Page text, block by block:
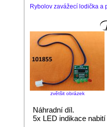
Rybolov zavážecí lodička a
zvětšit obrázek
Náhradní díl.
5x LED indikace